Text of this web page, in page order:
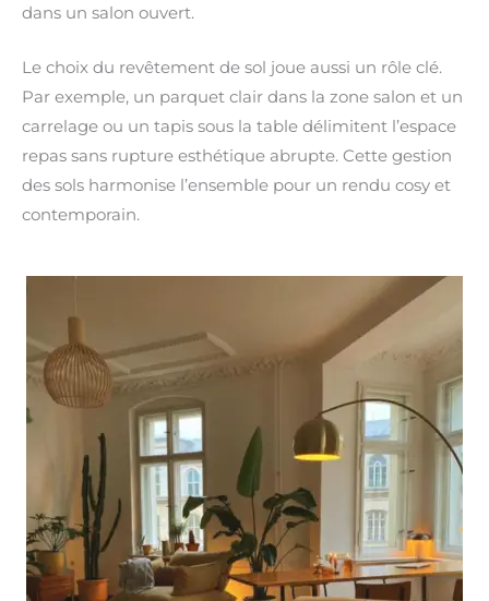
dans un salon ouvert.
Le choix du revêtement de sol joue aussi un rôle clé.
Par exemple, un parquet clair dans la zone salon et un
carrelage ou un tapis sous la table délimitent l’espace
repas sans rupture esthétique abrupte. Cette gestion
des sols harmonise l’ensemble pour un rendu cosy et
contemporain.